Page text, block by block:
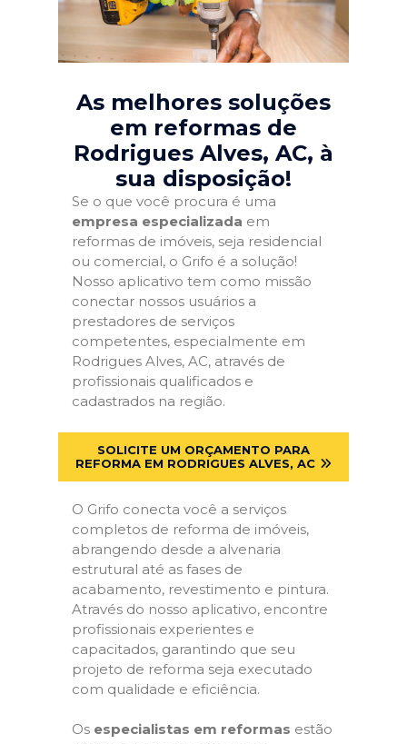
As melhores soluções
em reformas de
Rodrigues Alves, AC, à
sua disposição!
Se o que você procura é uma
empresa especializada em
reformas de imóveis, seja residencial
ou comercial, o Grifo é a solução!
Nosso aplicativo tem como missão
conectar nossos usuários a
prestadores de serviços
competentes, especialmente em
Rodrigues Alves, AC, através de
profissionais qualificados e
cadastrados na região.
SOLICITE UM ORÇAMENTO PARA
REFORMA EM RODRIGUES ALVES, AC
O Grifo conecta você a serviços
completos de reforma de imóveis,
abrangendo desde a alvenaria
estrutural até as fases de
acabamento, revestimento e pintura.
Através do nosso aplicativo, encontre
profissionais experientes e
capacitados, garantindo que seu
projeto de reforma seja executado
com qualidade e eficiência.
Os especialistas em reformas estão